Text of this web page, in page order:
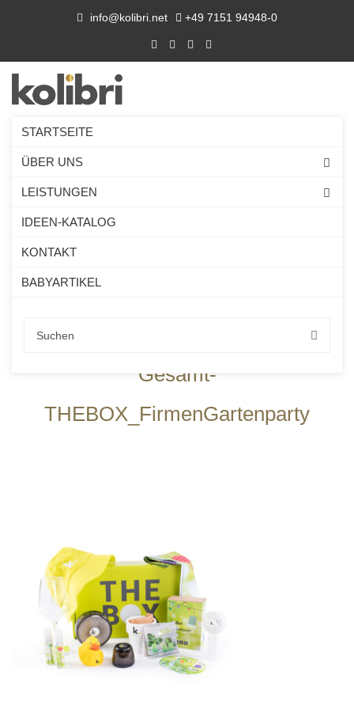
info@kolibri.net +49 7151 94948-0
STARTSEITE
ÜBER UNS
LEISTUNGEN
IDEEN-KATALOG
KONTAKT
BABYARTIKEL
Gesamt-
THEBOX_FirmenGartenparty